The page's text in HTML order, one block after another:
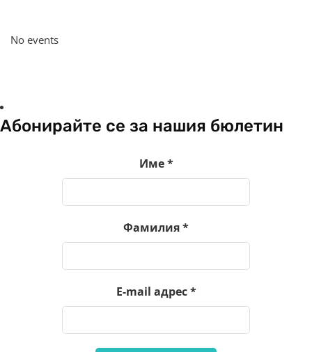
No events
Абонирайте се за нашия бюлетин
Име*
Фамилия*
E-mail адрес*